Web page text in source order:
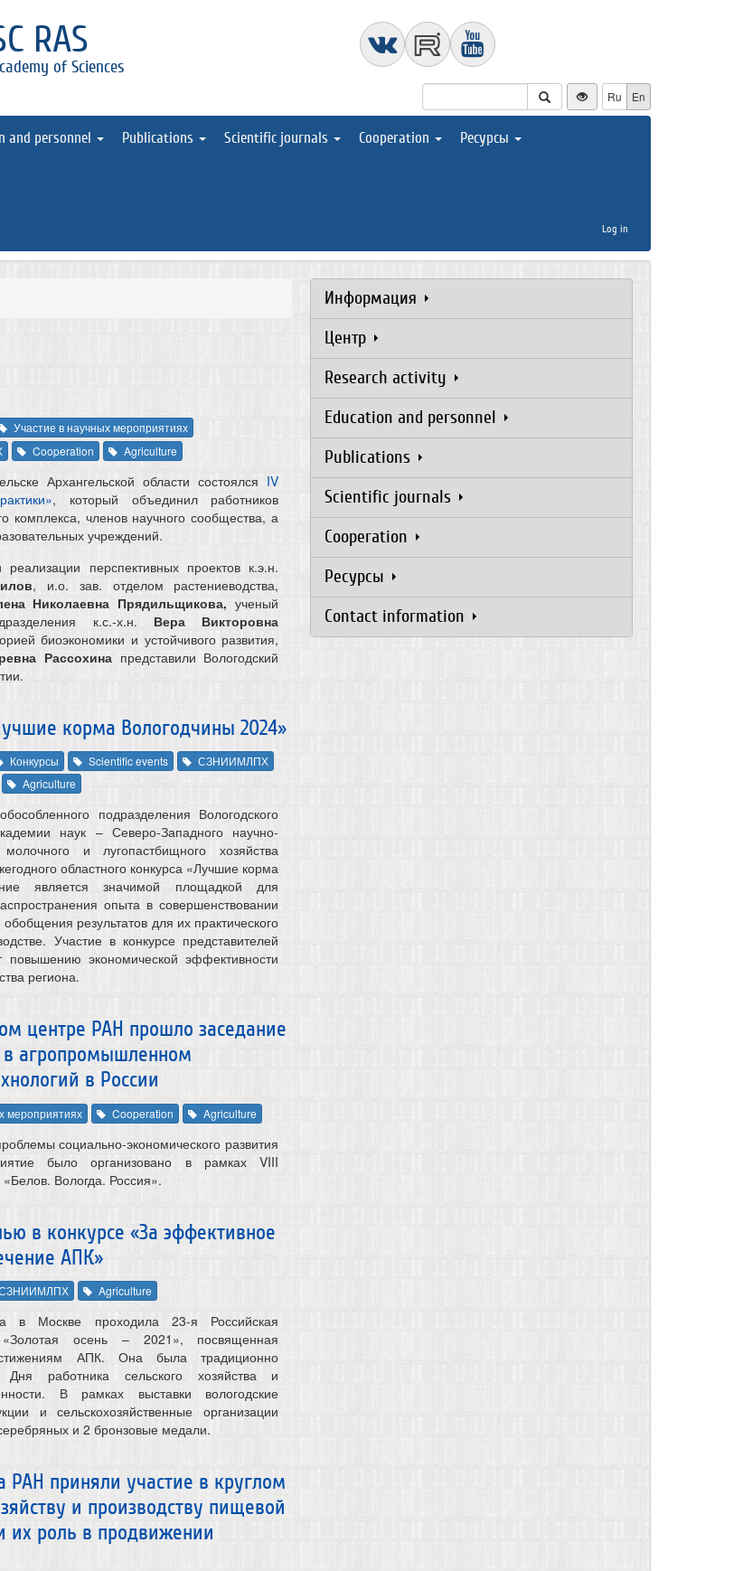
RAS
of Sciences
Ru En
and personnel Publications Scientific journals Cooperation Ресурсы
Log in
Участие в научных мероприятиях
Cooperation Agriculture
Архангельской области состоялся IV
, который объединил работников
комплекса, членов научного сообщества, а
учреждений.
перспективных проектов к.э.н.
, и.о. зав. отделом растениеводства,
Николаевна Прядильщикова, ученый
к.с.-х.н. Вера Викторовна
биоэкономики и устойчивого развития,
Рассохинапредставили Вологодский
корма Вологодчины 2024»
Конкурсы Scientific events
СЗНИИМЛПХ
Agriculture
подразделения Вологодского
наук – Северо-Западного научно-
молочного и лугопастбищного хозяйства
областного конкурса «Лучшие корма
является значимой площадкой для
опыта в совершенствовании
результатов для их практического
Участие в конкурсе представителей
повышению экономической эффективности
региона.
центре РАН прошло заседание
в агропромышленном
в России
мероприятиях Cooperation Agriculture
социально-экономического развития
было организовано в рамках VIII
Вологда. Россия».
в конкурсе «За эффективное
АПК»
Agriculture
в Москве проходила 23-я Российская
«Золотая осень – 2021», посвященная
АПК. Она была традиционно
работника сельского хозяйства и
В рамках выставки вологодские
и сельскохозяйственные организации
и 2 бронзовые медали.
РАН приняли участие в круглом
и производству пищевой
их роль в продвижении
Информация
Центр
Research activity
Education and personnel
Publications
Scientific journals
Cooperation
Ресурсы
Contact information